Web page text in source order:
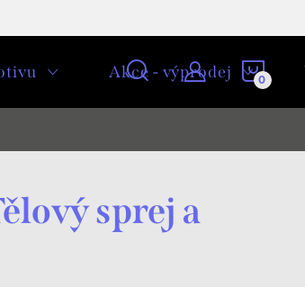
Akce - výprodej
sprej a